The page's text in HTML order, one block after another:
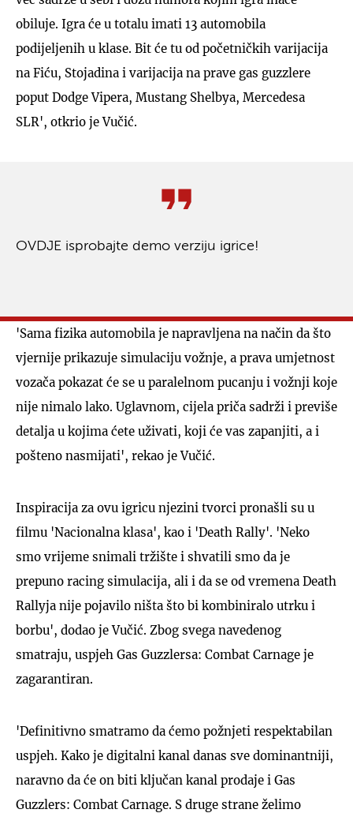
obiluje. Igra će u totalu imati 13 automobila
podijeljenih u klase. Bit će tu od početničkih varijacija
na Fiću, Stojadina i varijacija na prave gas guzzlere
poput Dodge Vipera, Mustang Shelbya, Mercedesa
SLR', otkrio je Vučić.
OVDJE isprobajte demo verziju igrice!
'Sama fizika automobila je napravljena na način da što
vjernije prikazuje simulaciju vožnje, a prava umjetnost
vozača pokazat će se u paralelnom pucanju i vožnji koje
nije nimalo lako. Uglavnom, cijela priča sadrži i previše
detalja u kojima ćete uživati, koji će vas zapanjiti, a i
pošteno nasmijati', rekao je Vučić.
Inspiracija za ovu igricu njezini tvorci pronašli su u
filmu 'Nacionalna klasa', kao i 'Death Rally'. 'Neko
smo vrijeme snimali tržište i shvatili smo da je
prepuno racing simulacija, ali i da se od vremena Death
Rallyja nije pojavilo ništa što bi kombiniralo utrku i
borbu', dodao je Vučić. Zbog svega navedenog
smatraju, uspjeh Gas Guzzlersa: Combat Carnage je
zagarantiran.
'Definitivno smatramo da ćemo požnjeti respektabilan
uspjeh. Kako je digitalni kanal danas sve dominantniji,
naravno da će on biti ključan kanal prodaje i Gas
Guzzlers: Combat Carnage. S druge strane želimo